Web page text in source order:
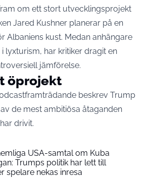
om ett stort utvecklingsprojekt
Jared Kushner planerar på en
Albaniens kust. Medan anhängare
lyxturism, har kritiker dragit en
jämförelse.
öprojekt
beskrev Trump
de mest ambitiösa åtaganden
drivit.
USA-samtal om Kuba
Trumps politik har lett till
spelare nekas inresa